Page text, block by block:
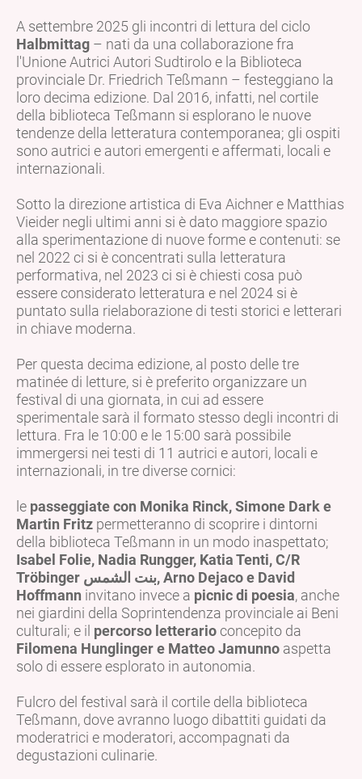
A settembre 2025 gli incontri di lettura del ciclo
Halbmittag – nati da una collaborazione fra
l'Unione Autrici Autori Sudtirolo e la Biblioteca
provinciale Dr. Friedrich Teßmann – festeggiano la
loro decima edizione. Dal 2016, infatti, nel cortile
della biblioteca Teßmann si esplorano le nuove
tendenze della letteratura contemporanea; gli ospiti
sono autrici e autori emergenti e affermati, locali e
internazionali.
Sotto la direzione artistica di Eva Aichner e Matthias
Vieider negli ultimi anni si è dato maggiore spazio
alla sperimentazione di nuove forme e contenuti: se
nel 2022 ci si è concentrati sulla letteratura
performativa, nel 2023 ci si è chiesti cosa può
essere considerato letteratura e nel 2024 si è
puntato sulla rielaborazione di testi storici e letterari
in chiave moderna.
Per questa decima edizione, al posto delle tre
matinée di letture, si è preferito organizzare un
festival di una giornata, in cui ad essere
sperimentale sarà il formato stesso degli incontri di
lettura. Fra le 10:00 e le 15:00 sarà possibile
immergersi nei testi di 11 autrici e autori, locali e
internazionali, in tre diverse cornici:
le passeggiate con Monika Rinck, Simone Dark e
Martin Fritz permetteranno di scoprire i dintorni
della biblioteca Teßmann in un modo inaspettato;
Isabel Folie, Nadia Rungger, Katia Tenti, C/R
Tröbinger بنت الشمس, Arno Dejaco e David
Hoffmann invitano invece a picnic di poesia, anche
nei giardini della Soprintendenza provinciale ai Beni
culturali; e il percorso letterario concepito da
Filomena Hunglinger e Matteo Jamunno aspetta
solo di essere esplorato in autonomia.
Fulcro del festival sarà il cortile della biblioteca
Teßmann, dove avranno luogo dibattiti guidati da
moderatrici e moderatori, accompagnati da
degustazioni culinarie.